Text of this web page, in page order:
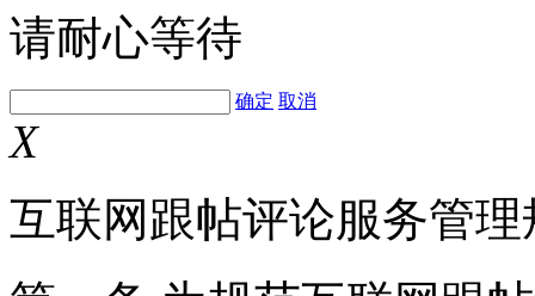
请耐心等待
确定 取消
X
互联网跟帖评论服务管理